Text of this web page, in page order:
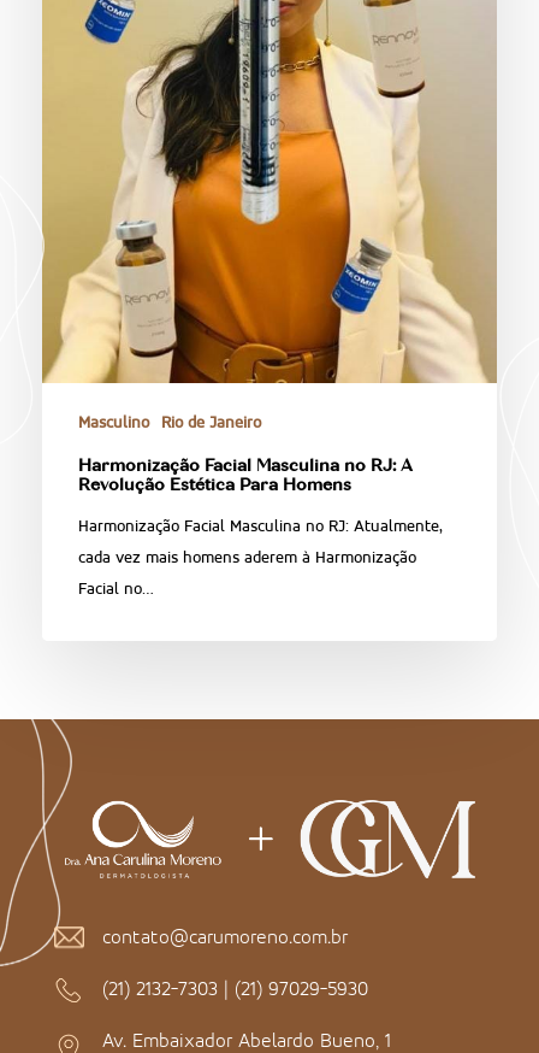
Masculino Rio de Janeiro
Harmonização Facial Masculina no RJ: A
Revolução Estética Para Homens
Harmonização Facial Masculina no RJ: Atualmente,
cada vez mais homens aderem à Harmonização
Facial no…
contato@carumoreno.com.br
(21) 2132-7303 | (21) 97029-5930
Av. Embaixador Abelardo Bueno, 1